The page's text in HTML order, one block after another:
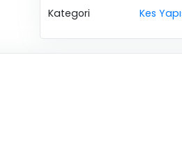
Kategori Kes